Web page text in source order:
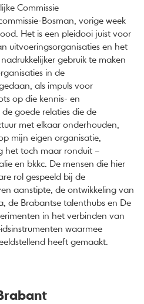
Commissie
Bosman, vorige week
Het is een pleidooi juist voor
uitvoeringsorganisaties en het
gebruik te maken
in de
als impuls voor
op die kennis- en
goede relaties die de
met elkaar onderhouden,
mijn eigen organisatie,
het toch maar ronduit –
en bkkc. De mensen die hier
rol gespeeld bij de
aanstipte, de ontwikkeling van
de Brabantse talenthubs en De
in het verbinden van
waarmee
heeft gemaakt.